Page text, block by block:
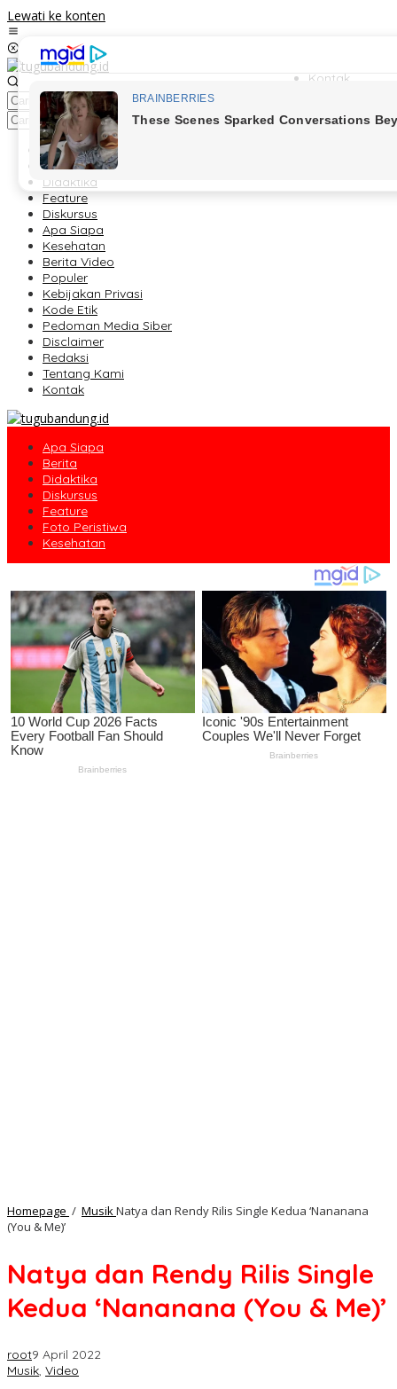
Lewati ke konten
Kontak
Berita
Foto Peristiwa
Didaktika
Feature
Diskursus
Apa Siapa
Kesehatan
Berita Video
Populer
Kebijakan Privasi
Kode Etik
Pedoman Media Siber
Disclaimer
Redaksi
Tentang Kami
Kontak
Apa Siapa
Berita
Didaktika
Diskursus
Feature
Foto Peristiwa
Kesehatan
Homepage / MusikNatya dan Rendy Rilis Single Kedua ‘Nananana
(You & Me)’
Natya dan Rendy Rilis Single
Kedua ‘Nananana (You & Me)’
root9 April 2022
Musik, Video